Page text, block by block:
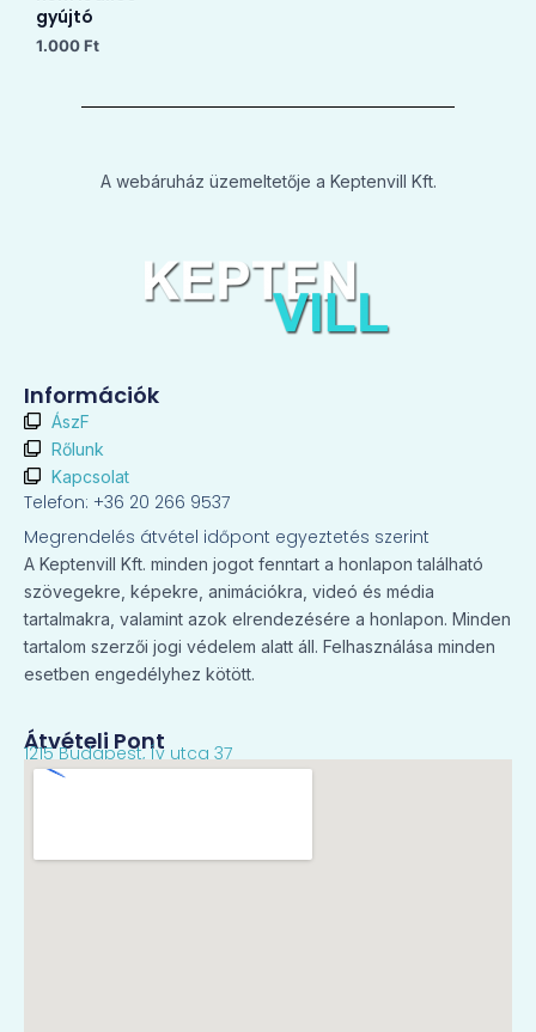
gyújtó
1.000 Ft
A webáruház üzemeltetője a Keptenvill Kft.
Információk
ÁszF
Rőlunk
Kapcsolat
Telefon: +36 20 266 9537
Megrendelés átvétel időpont egyeztetés szerint
A Keptenvill Kft. minden jogot fenntart a honlapon található
szövegekre, képekre, animációkra, videó és média
tartalmakra, valamint azok elrendezésére a honlapon. Minden
tartalom szerzői jogi védelem alatt áll. Felhasználása minden
esetben engedélyhez kötött.
Átvételi Pont
1215 Budapest, Ív utca 37